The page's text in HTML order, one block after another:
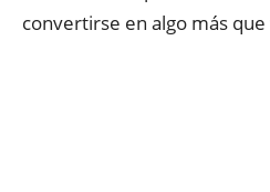
convertirse en algo más que